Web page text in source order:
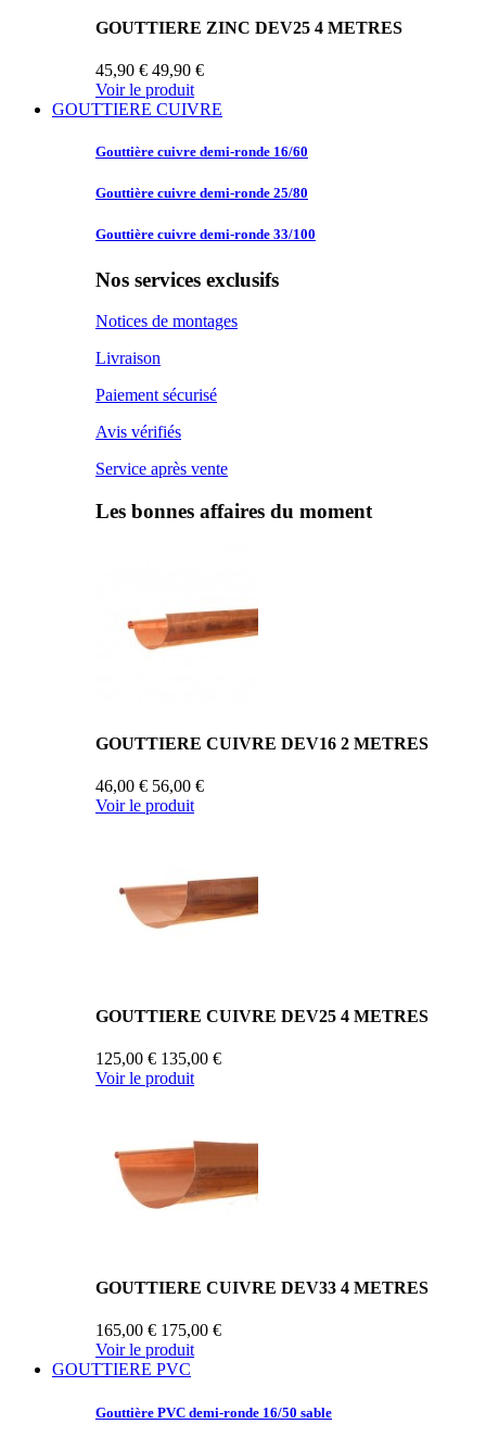
GOUTTIERE ZINC DEV25 4 METRES
45,90 € 49,90 €
Voir le produit
GOUTTIERE CUIVRE
Gouttière cuivre demi-ronde 16/60
Gouttière cuivre demi-ronde 25/80
Gouttière cuivre demi-ronde 33/100
Nos services exclusifs
Notices de montages
Livraison
Paiement sécurisé
Avis vérifiés
Service après vente
Les bonnes affaires du moment
GOUTTIERE CUIVRE DEV16 2 METRES
46,00 € 56,00 €
Voir le produit
GOUTTIERE CUIVRE DEV25 4 METRES
125,00 € 135,00 €
Voir le produit
GOUTTIERE CUIVRE DEV33 4 METRES
165,00 € 175,00 €
Voir le produit
GOUTTIERE PVC
Gouttière PVC demi-ronde 16/50 sable